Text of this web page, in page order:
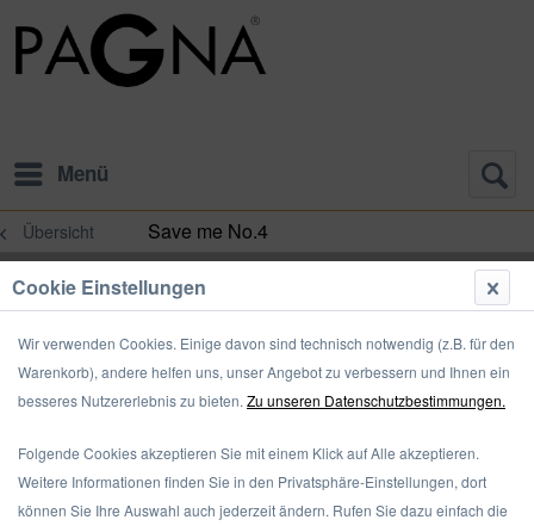
Menü
Übersicht Save me No.4
Cookie Einstellungen
Wir verwenden Cookies. Einige davon sind technisch notwendig (z.B. für den
Warenkorb), andere helfen uns, unser Angebot zu verbessern und Ihnen ein
besseres Nutzererlebnis zu bieten. Zu unseren Datenschutzbestimmungen.
Folgende Cookies akzeptieren Sie mit einem Klick auf Alle akzeptieren.
Weitere Informationen finden Sie in den Privatsphäre-Einstellungen, dort
können Sie Ihre Auswahl auch jederzeit ändern. Rufen Sie dazu einfach die